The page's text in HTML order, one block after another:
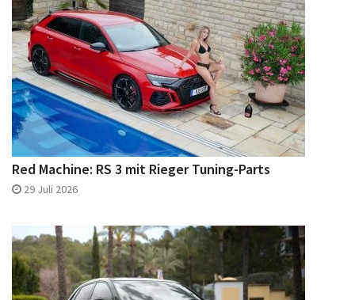
Red Machine: RS 3 mit Rieger Tuning-Parts
29 Juli 2026